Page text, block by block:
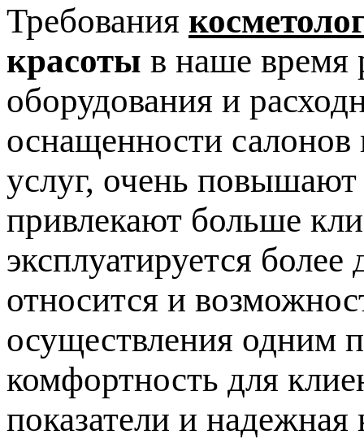
Требования
красоты в наше время
оборудования и
оснащенности салонов
услуг, очень
привлекают больше
эксплуатируется
относится и
осуществления одним
комфортность для
показатели и надежная